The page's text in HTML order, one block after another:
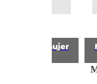
mangas mujer